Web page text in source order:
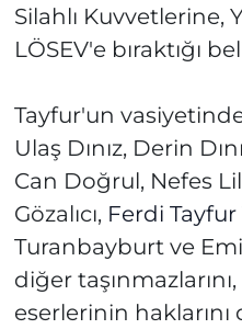
Silahlı Kuvvetlerine,
LÖSEV'e bıraktığı
Tayfur'un
Ulaş Dınız, Derin
Can Doğrul, Nefes
Gözalıcı, Ferdi Tayfur
Turanbayburt ve
diğer
eserlerinin haklarını